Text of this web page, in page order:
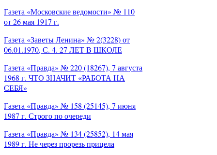
Газета «Московские ведомости» № 110
от 26 мая 1917 г.
Газета «Заветы Ленина» № 2(3228) от
06.01.1970, С. 4. 27 ЛЕТ В ШКОЛЕ
Газета «Правда» № 220 (18267), 7 августа
1968 г. ЧТО ЗНАЧИТ «РАБОТА НА
СЕБЯ»
Газета «Правда» № 158 (25145), 7 июня
1987 г. Строго по очереди
Газета «Правда» № 134 (25852), 14 мая
1989 г. Не через прорезь прицела